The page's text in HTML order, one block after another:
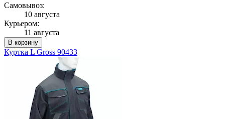
Самовывоз:
10 августа
Курьером:
11 августа
В корзину
Куртка L Gross 90433